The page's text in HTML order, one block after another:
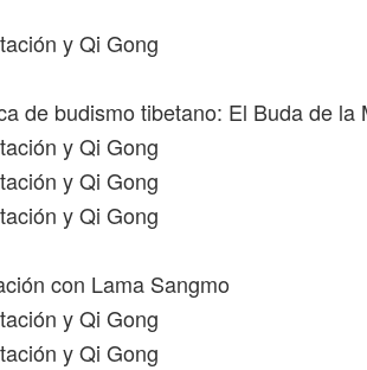
y Qi Gong
de budismo tibetano: El Buda de la
y Qi Gong
y Qi Gong
y Qi Gong
con Lama Sangmo
y Qi Gong
y Qi Gong